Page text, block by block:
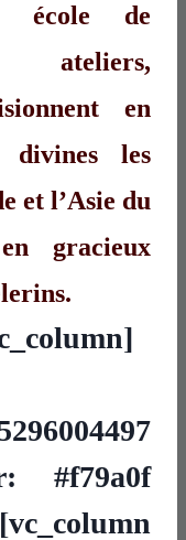
école de
en
divines les
et l’Asie du
gracieux
#f79a0f